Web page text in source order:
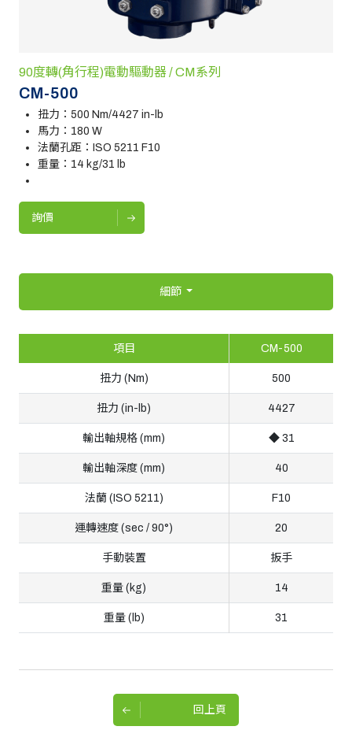
90度轉(角行程)電動驅動器 / CM系列
CM-500
扭力：500 Nm/4427 in-lb
馬力：180 W
法蘭孔距：ISO 5211 F10
重量：14 kg/31 lb
詢價
細節
項目 CM-500
扭力 (Nm) 500
扭力 (in-lb) 4427
輸出軸規格 (mm) ◆ 31
輸出軸深度 (mm) 40
法蘭 (ISO 5211) F10
運轉速度 (sec / 90°) 20
手動裝置 扳手
重量 (kg) 14
重量 (lb) 31
回上頁